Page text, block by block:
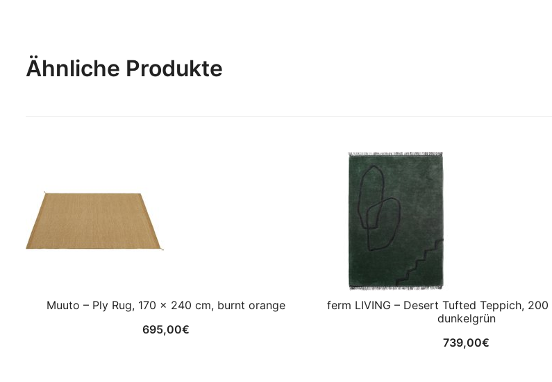
Ähnliche Produkte
Muuto – Ply Rug, 170 x 240 cm, burnt orange
695,00€
ferm LIVING – Desert Tufted Teppich,
dunkelgrün
739,00€